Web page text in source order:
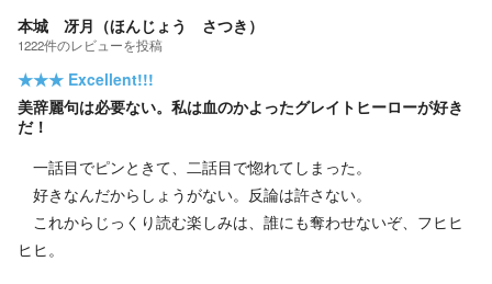
本城 冴月（ほんじょう さつき）
1222件のレビューを投稿
★★★ Excellent!!!
美辞麗句は必要ない。私は血のかよったグレイトヒーローが好き
だ！
一話目でピンときて、二話目で惚れてしまった。
好きなんだからしょうがない。反論は許さない。
これからじっくり読む楽しみは、誰にも奪わせないぞ、フヒヒ
ヒヒ。